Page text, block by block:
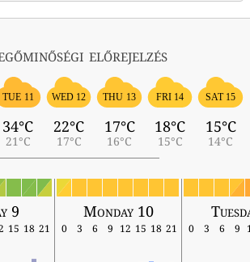
előrejelzés
TUE 11
34°C
21°C
WED 12
22°C
17°C
THU 13
17°C
16°C
FRI 14
18°C
15°C
SAT 15
15°C
14°C
9 Monday 10
15 18 21 0 3 6 9 12 15 18 21 0 3 6 9